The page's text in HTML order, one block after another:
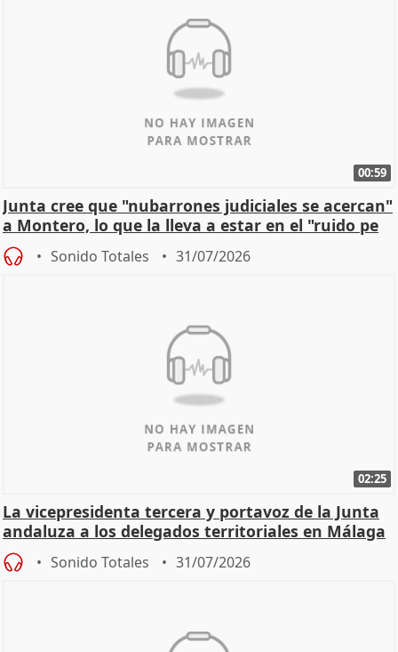
00:59
Junta cree que "nubarrones judiciales se acercan"
a Montero, lo que la lleva a estar en el "ruido pe
Sonido Totales 31/07/2026
02:25
La vicepresidenta tercera y portavoz de la Junta
andaluza a los delegados territoriales en Málaga
Sonido Totales 31/07/2026